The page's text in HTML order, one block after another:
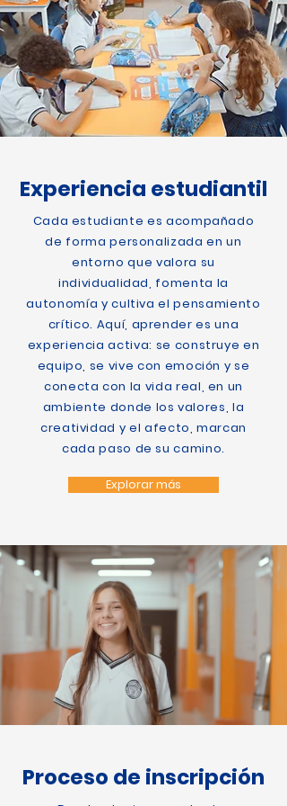
Experiencia estudiantil
Cada estudiante es acompañado
de forma personalizada en un
entorno que valora su
individualidad, fomenta la
autonomía y cultiva el pensamiento
crítico. Aquí, aprender es una
experiencia activa: se construye en
equipo, se vive con emoción y se
conecta con la vida real, en un
ambiente donde los valores, la
creatividad y el afecto, marcan
cada paso de su camino.
Explorar más
Proceso de inscripción